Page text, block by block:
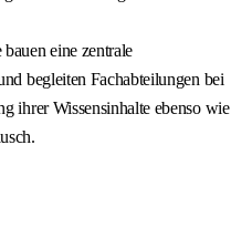
bauen eine zentrale
begleiten Fachabteilungen bei
ihrer Wissensinhalte ebenso wie